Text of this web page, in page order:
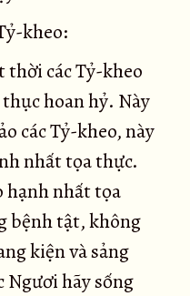
kheo:
các Tỷ-kheo
hoan hỷ. Này
các Tỷ-kheo, này
nhất tọa thực.
hạnh nhất tọa
bệnh tật, không
kiện và sảng
Ngươi hãy sống